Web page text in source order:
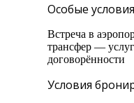
Особые
Встреча в
трансфер —
договорённости
Условия